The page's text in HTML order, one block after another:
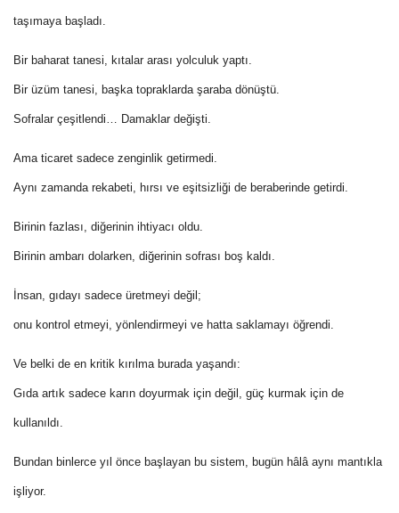
taşımaya başladı.
Bir baharat tanesi, kıtalar arası yolculuk yaptı.
Bir üzüm tanesi, başka topraklarda şaraba dönüştü.
Sofralar çeşitlendi… Damaklar değişti.
Ama ticaret sadece zenginlik getirmedi.
Aynı zamanda rekabeti, hırsı ve eşitsizliği de beraberinde getirdi.
Birinin fazlası, diğerinin ihtiyacı oldu.
Birinin ambarı dolarken, diğerinin sofrası boş kaldı.
İnsan, gıdayı sadece üretmeyi değil;
onu kontrol etmeyi, yönlendirmeyi ve hatta saklamayı öğrendi.
Ve belki de en kritik kırılma burada yaşandı:
Gıda artık sadece karın doyurmak için değil, güç kurmak için de
kullanıldı.
Bundan binlerce yıl önce başlayan bu sistem, bugün hâlâ aynı mantıkla
işliyor.